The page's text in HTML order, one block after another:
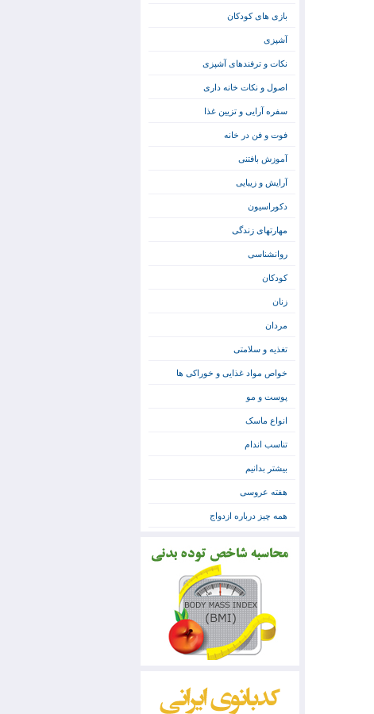
بازی های کودکان
آشپزی
نکات و ترفندهای آشپزی
اصول و نکات خانه داری
سفره آرایی و تزیین غذا
فوت و فن در خانه
آموزش بافتنی
آرایش و زیبایی
دکوراسیون
مهارتهای زندگی
روانشناسی
کودکان
زنان
مردان
تغذیه و سلامتی
خواص مواد غذایی و خوراکی ها
پوست و مو
انواع ماسک
تناسب اندام
بیشتر بدانیم
هفته عروسی
همه چیز درباره ازدواج